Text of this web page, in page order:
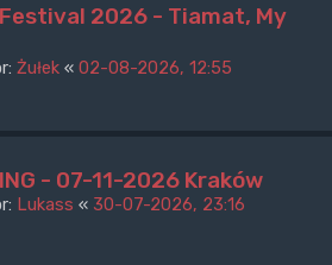
2026 - Tiamat, My
Żułek « 02-08-2026, 12:55
- 07-11-2026 Kraków
Lukass « 30-07-2026, 23:16